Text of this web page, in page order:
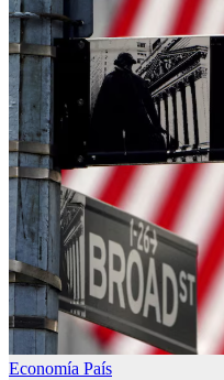
Economía País